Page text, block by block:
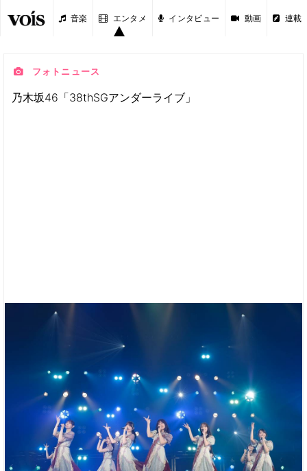
音楽 エンタメ インタビュー 動画 連載
フォトニュース
乃木坂46「38thSGアンダーライブ」